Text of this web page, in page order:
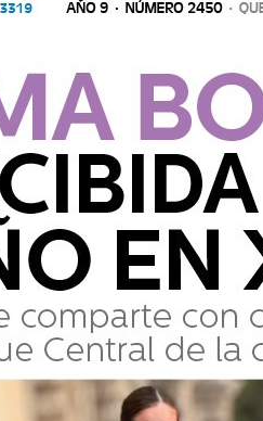
de las autoridades
Comparte